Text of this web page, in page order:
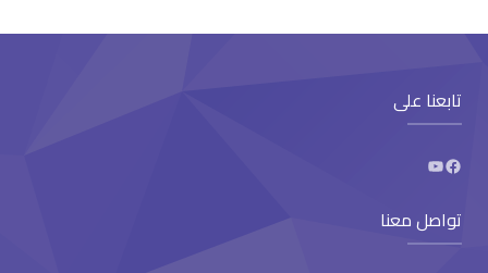
تابعنا على
تواصل معنا